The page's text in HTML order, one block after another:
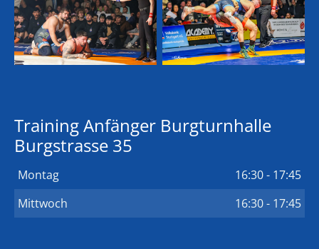
Training Anfänger Burgturnhalle
Burgstrasse 35
Montag
16:30 - 17:45
Mittwoch
16:30 - 17:45